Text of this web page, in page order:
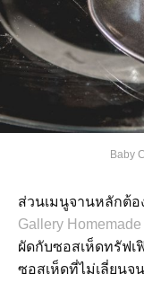
Baby
ส่วนเมนูจานหลักต้อ
Gallery
ผัดกับซอสเห็ดทรัฟเ
ซอสเห็ดที่ไม่เลี่ยนจ